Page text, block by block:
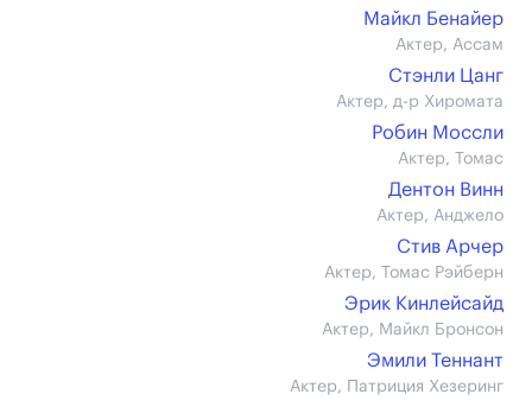
Майкл Бенайер
Актер, Ассам
Стэнли Цанг
Актер, д-р Хиромата
Робин Моссли
Актер, Томас
Дентон Винн
Актер, Анджело
Стив Арчер
Актер, Томас Рэйберн
Эрик Кинлейсайд
Актер, Майкл Бронсон
Эмили Теннант
Актер, Патриция Хезеринг